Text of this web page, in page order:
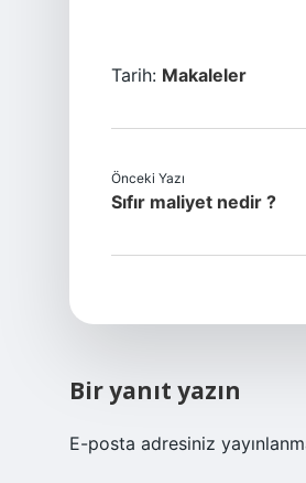
Tarih: Makaleler
Önceki Yazı
Sıfır maliyet nedir ?
Bir yanıt yazın
E-posta adresiniz